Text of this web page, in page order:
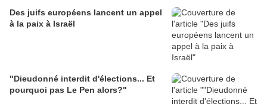
Des juifs européens lancent un appel
à la paix à Israël
"Dieudonné interdit d'élections... Et
pourquoi pas Le Pen alors?"